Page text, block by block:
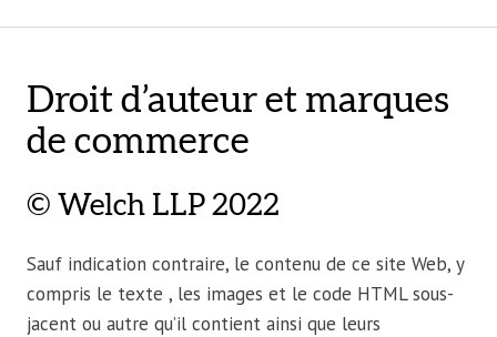
Droit d’auteur et marques
de commerce
© Welch LLP 2022
Sauf indication contraire, le contenu de ce site Web, y
compris le texte , les images et le code HTML sous-
jacent ou autre qu’il contient ainsi que leurs